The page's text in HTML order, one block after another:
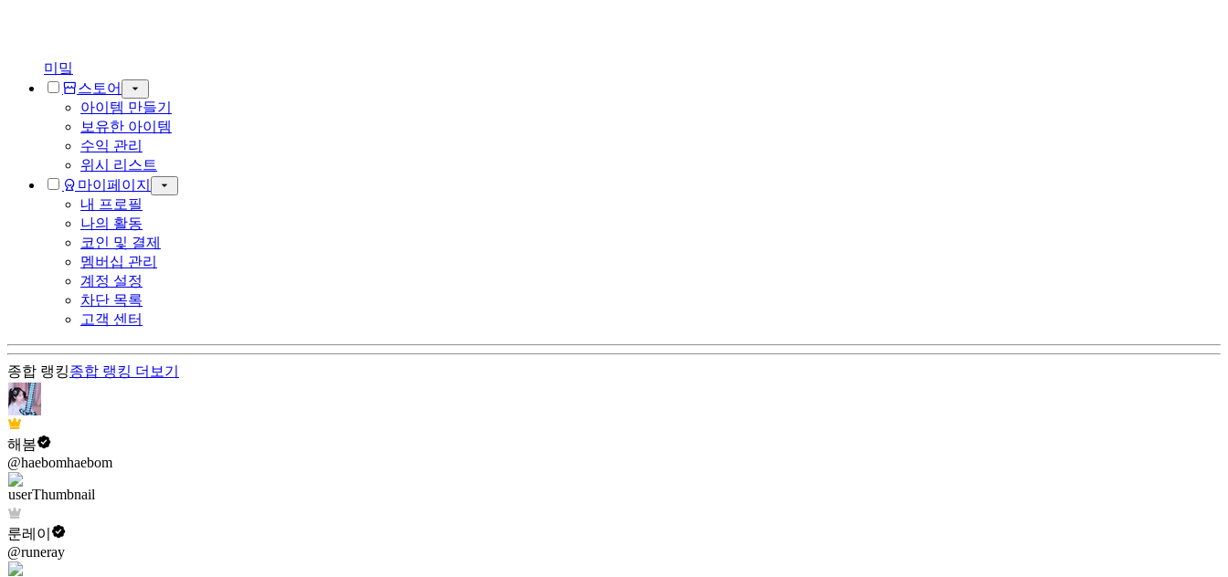
미밐
스토어
아이템 만들기
보유한 아이템
수익 관리
위시 리스트
마이페이지
내 프로필
나의 활동
코인 및 결제
멤버십 관리
계정 설정
차단 목록
고객 센터
종합 랭킹종합 랭킹 더보기
해봄
@haebomhaebom
룬레이
@runeray